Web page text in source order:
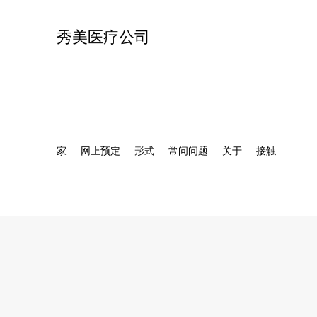
秀美医疗公司
家 网上预定 形式 常问问题 关于 接触